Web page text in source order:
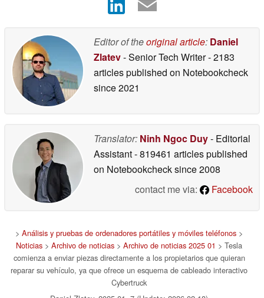
Editor of theoriginal article: Daniel
Zlatev- Senior Tech Writer- 2183
articles published on Notebookcheck
since 2021
Translator: Ninh Ngoc Duy- Editorial
Assistant- 819461 articles published
on Notebookchecksince 2008
contact me via:
Facebook
> Análisis y pruebas de ordenadores portátiles y móviles teléfonos >
Noticias > Archivo de noticias > Archivo de noticias 2025 01 > Tesla
comienza a enviar piezas directamente a los propietarios que quieran
reparar su vehículo, ya que ofrece un esquema de cableado interactivo
Cybertruck